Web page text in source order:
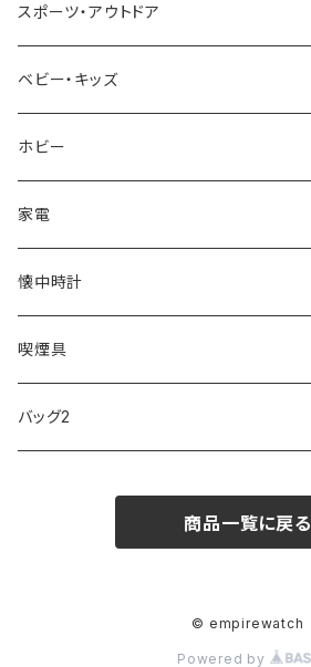
NIXON
AVALANCHE
ORIENT
ZEPPELIN
SKAGEN
FOOTBALL WATCHES
ARCA FUTURA
DIESEL
ALV
Merge
ETTINGER
COACH
BVLGARI
VANQUISH
22designstudio
BOTTEGA VENETA
EMPORIO ARMANI
CALVIN KLEIN
DANIEL WELLINGTON
SWAROVSKI
VIVIENNE WESTWOOD
NEWYORKER
OROBIANCO
Ellese
COLEMAN
MONTBLANC
Fashion Accessory Cllection
ISLAND
BEAMZSQUARE
BLAZER CLUB
ANDY HAWARD
G GUSTO
GULLWING
LESPORTSAC
PRADA
CITIZEN
BRAUN
RHYTHM
BLOSSOM
MONDAINE
MAWA
その他
Helios
VALENTINO VISCANI
LAMY
WATERMAN
PARKER
PELIKAN
CROSS
MONTBLANC
SWAROVSKI
スポーツ・アウトドア
Trangia
Barebones
FEUERHAND
CASIO
ベビー・キッズ
ふわりぃ
ERGO BABY
ホビー
その他
AMOS
OMMIX
COACH
家電
CREATE
TORAY
OMRON
SPICE OF LIFE
懐中時計
MONDAINE
喫煙具
ZIPPO
TSUBOTA PEARL
バッグ2
商品一覧に戻る
© empirewatch
Powered by